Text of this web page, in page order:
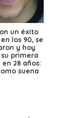
un éxito
los 90, se
y hoy
primera
28 años:
suena